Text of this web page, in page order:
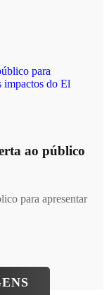
ao público
para apresentar